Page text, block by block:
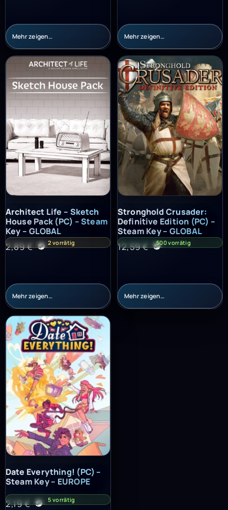
Mehr zeigen… Mehr zeigen…
Architect Life – Sketch House Pack (PC) – Steam Key – GLOBAL
Architect Life – Sketch
House Pack (PC) – Steam
Key – GLOBAL
2,89€ 2 vorrätig
Mehr zeigen…
Stronghold Crusader: Definitive
Stronghold Crusader:
Definitive Edition (PC) –
Steam Key – GLOBAL
12,59€ 500 vorrätig
Mehr zeigen…
Date Everything! (PC) – Steam Key – EUROPE
Date Everything! (PC) –
Steam Key – EUROPE
2,19€ 5 vorrätig